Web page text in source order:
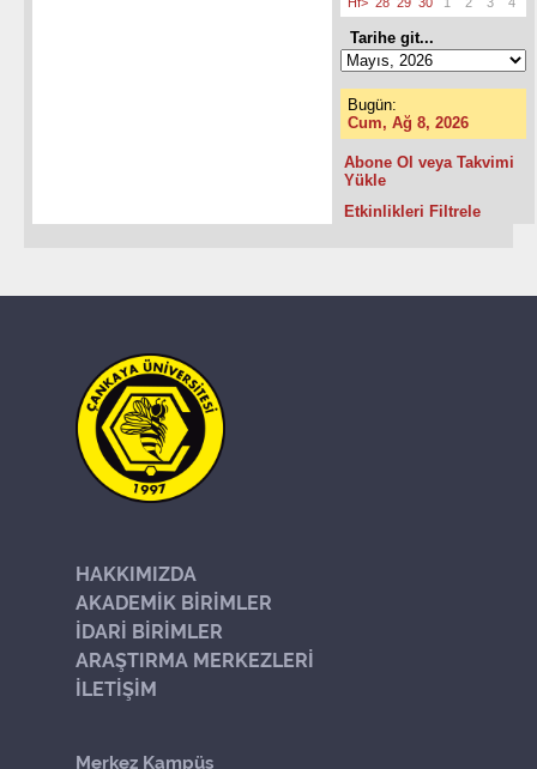
Tarihe git...
Bugün:
Cum, Ağ 8, 2026
Abone Ol veya Takvimi
Yükle
Etkinlikleri Filtrele
HAKKIMIZDA
AKADEMİK BİRİMLER
İDARİ BİRİMLER
ARAŞTIRMA MERKEZLERİ
İLETİŞİM
Merkez Kampüs